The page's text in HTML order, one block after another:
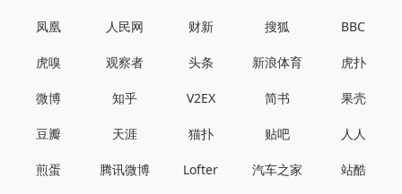
凤凰 人民网 财新 搜狐 BBC
虎嗅 观察者 头条 新浪体育 虎扑
微博 知乎 V2EX 简书 果壳
豆瓣 天涯 猫扑 贴吧 人人
煎蛋 腾讯微博 Lofter 汽车之家 站酷